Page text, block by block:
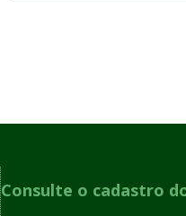
Consulte o cadastro